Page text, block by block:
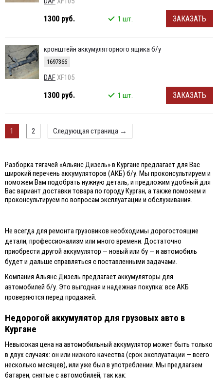
1300 руб. 1 шт. ЗАКАЗАТЬ
кронштейн аккумуляторного ящика б/у
1697366
DAFXF105
1300 руб. 1 шт. ЗАКАЗАТЬ
1 2 Следующая страница →
Разборка тягачей «Альянс Дизель» в Кургане предлагает для Вас
широкий перечень аккумуляторов (АКБ) б/у. Мы проконсультируем и
поможем Вам подобрать нужную деталь, и предложим удобный для
Вас вариант доставки товара по городу Курган, а также поможем и
проконсультируем по вопросам эксплуатации и обслуживания.
Не всегда для ремонта грузовиков необходимы дорогостоящие
детали, профессионализм или много времени. Достаточно
приобрести другой аккумулятор — новый или бу — и автомобиль
будет и дальше справляться с поставленными задачами.
Компания Альянс Дизель предлагает аккумуляторы для
автомобилей б/у. Это выгодная и надежная покупка: все АКБ
проверяются перед продажей.
Недорогой аккумулятор для грузовых авто в
Кургане
Невысокая цена на автомобильный аккумулятор может быть только
в двух случаях: он или низкого качества (срок эксплуатации — всего
несколько месяцев), или уже был в употреблении. Мы предлагаем
батареи, снятые с автомобилей, так как: